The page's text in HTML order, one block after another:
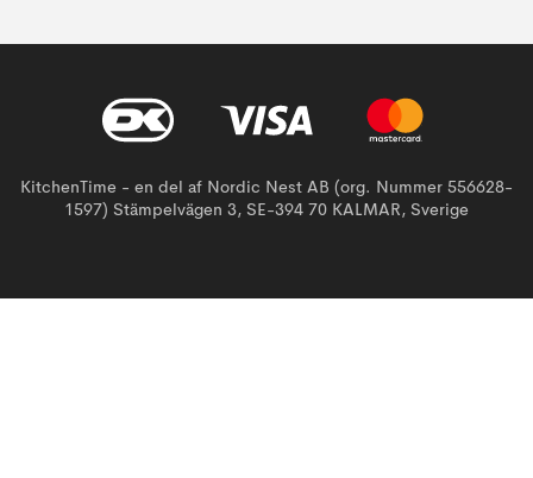
KitchenTime - en del af Nordic Nest AB (org. Nummer 556628-
1597) Stämpelvägen 3, SE-394 70 KALMAR, Sverige